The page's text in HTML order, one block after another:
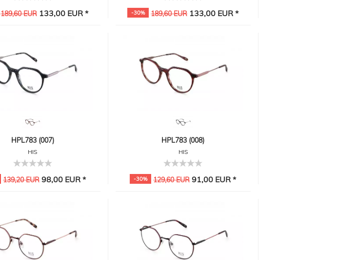
189,60 EUR133,00 EUR * -30% 189,60 EUR133,00 EUR *
HPL783 (007)
HIS
139,20 EUR98,00 EUR *
HPL783 (008)
HIS
-30% 129,60 EUR91,00 EUR *